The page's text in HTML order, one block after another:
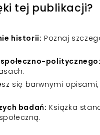
tej publikacji?
historii: Poznaj
politycznego:
się barwnymi
badań: Książka